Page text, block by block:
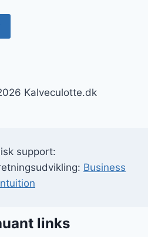
Kalveculotte.dk
support:
Business
links